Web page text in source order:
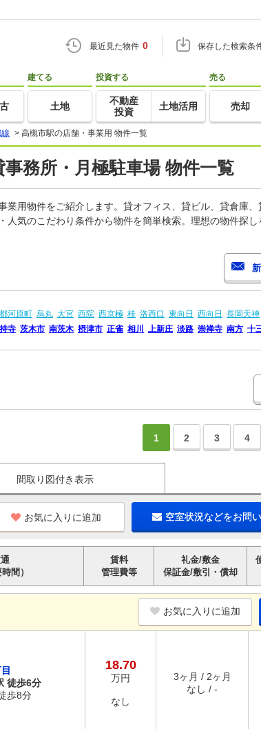
最近見た物件 0 保存した検索条
建てる
土地
投資する
不動産
投資
土地活用
売る
売却
> 高槻市駅の店舗・事業用 物件一覧
務所・月極駐車場 物件一覧
用物件をご紹介します。貸オフィス、貸ビル、貸倉庫
気のこだわり条件から物件を簡単検索。理想の物件探
河原町 烏丸 大宮 西院 西京極 桂 洛西口 東向日 西向日 長岡天神
寺 茨木市 南茨木 摂津市 正雀 相川 上新庄 淡路 崇禅寺 南方 十
1 2 3 4
間取り図付き表示
お気に入りに追加 空室状況などをお問
間）
賃料
管理費等
礼金/敷金
保証金/敷引・償却
お気に入りに追加
徒歩6分
歩8分
18.70
万円
なし
3ヶ月 / 2ヶ月
なし / -